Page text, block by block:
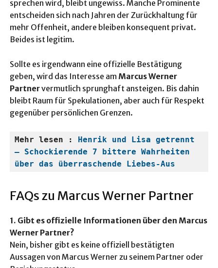
sprechen wird, bleibt ungewiss. Manche Prominente
entscheiden sich nach Jahren der Zurückhaltung für
mehr Offenheit, andere bleiben konsequent privat.
Beides ist legitim.
Sollte es irgendwann eine offizielle Bestätigung
geben, wird das Interesse am Marcus Werner
Partnervermutlich sprunghaft ansteigen. Bis dahin
bleibt Raum für Spekulationen, aber auch für Respekt
gegenüber persönlichen Grenzen.
Mehr lesen : Henrik und Lisa getrennt
– Schockierende 7 bittere Wahrheiten
über das überraschende Liebes-Aus
FAQs zu Marcus Werner Partner
1. Gibt es offizielle Informationen über den Marcus
Werner Partner?
Nein, bisher gibt es keine offiziell bestätigten
Aussagen von Marcus Werner zu seinem Partner oder